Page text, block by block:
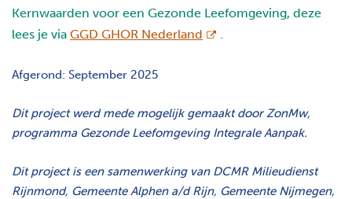
Kernwaarden voor een Gezonde Leefomgeving, deze
lees je via GGD GHOR Nederland opent nieuw scherm
Afgerond: September 2025
Dit project werd mede mogelijk gemaakt door ZonMw,
programma Gezonde Leefomgeving Integrale Aanpak.
Dit project is een samenwerking van DCMR Milieudienst
Rijnmond, Gemeente Alphen a/d Rijn, Gemeente Nijmegen,